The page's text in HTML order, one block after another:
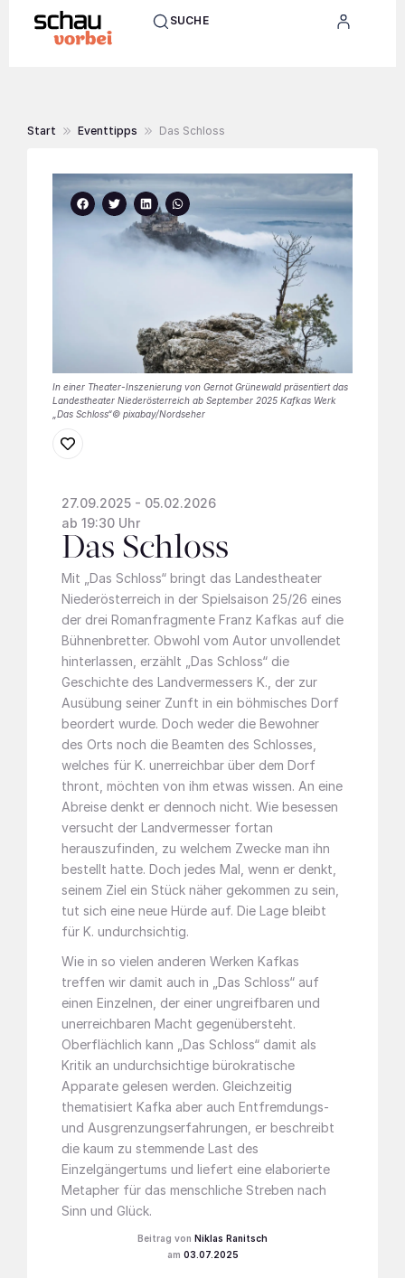
SUCHE
Start Eventtipps Das Schloss
In einer Theater-Inszenierung von Gernot Grünewald präsentiert das
Landestheater Niederösterreich ab September 2025 Kafkas Werk
„Das Schloss“© pixabay/Nordseher
27.09.2025 - 05.02.2026
ab 19:30 Uhr
Das Schloss
Mit „Das Schloss“ bringt das Landestheater
Niederösterreich in der Spielsaison 25/26 eines
der drei Romanfragmente Franz Kafkas auf die
Bühnenbretter. Obwohl vom Autor unvollendet
hinterlassen, erzählt „Das Schloss“ die
Geschichte des Landvermessers K., der zur
Ausübung seiner Zunft in ein böhmisches Dorf
beordert wurde. Doch weder die Bewohner
des Orts noch die Beamten des Schlosses,
welches für K. unerreichbar über dem Dorf
thront, möchten von ihm etwas wissen. An eine
Abreise denkt er dennoch nicht. Wie besessen
versucht der Landvermesser fortan
herauszufinden, zu welchem Zwecke man ihn
bestellt hatte. Doch jedes Mal, wenn er denkt,
seinem Ziel ein Stück näher gekommen zu sein,
tut sich eine neue Hürde auf. Die Lage bleibt
für K. undurchsichtig.
Wie in so vielen anderen Werken Kafkas
treffen wir damit auch in „Das Schloss“ auf
einen Einzelnen, der einer ungreifbaren und
unerreichbaren Macht gegenübersteht.
Oberflächlich kann „Das Schloss“ damit als
Kritik an undurchsichtige bürokratische
Apparate gelesen werden. Gleichzeitig
thematisiert Kafka aber auch Entfremdungs-
und Ausgrenzungserfahrungen, er beschreibt
die kaum zu stemmende Last des
Einzelgängertums und liefert eine elaborierte
Metapher für das menschliche Streben nach
Sinn und Glück.
Niklas Ranitsch
03.07.2025